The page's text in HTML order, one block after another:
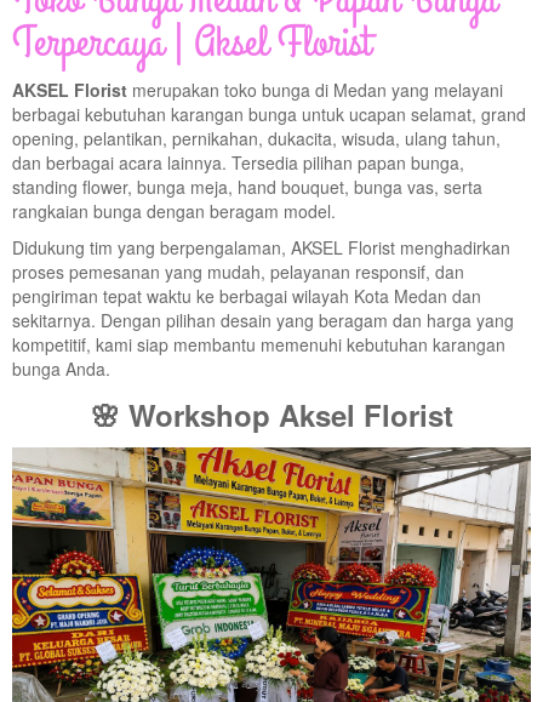
Terpercaya | Aksel Florist
AKSEL Florist merupakan toko bunga di Medan yang melayani
berbagai kebutuhan karangan bunga untuk ucapan selamat, grand
opening, pelantikan, pernikahan, dukacita, wisuda, ulang tahun,
dan berbagai acara lainnya. Tersedia pilihan papan bunga,
standing flower, bunga meja, hand bouquet, bunga vas, serta
rangkaian bunga dengan beragam model.
Didukung tim yang berpengalaman, AKSEL Florist menghadirkan
proses pemesanan yang mudah, pelayanan responsif, dan
pengiriman tepat waktu ke berbagai wilayah Kota Medan dan
sekitarnya. Dengan pilihan desain yang beragam dan harga yang
kompetitif, kami siap membantu memenuhi kebutuhan karangan
bunga Anda.
🌸 Workshop Aksel Florist